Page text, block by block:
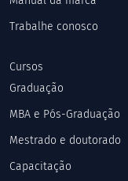
Trabalhe conosco
Cursos
Graduação
MBA e Pós-Graduação
Mestrado e doutorado
Capacitação